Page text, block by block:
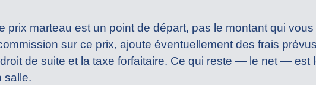
prix marteau est un point de départ, pas le montant qui
sur ce prix, ajoute éventuellement des frais
de suite et la taxe forfaitaire. Ce qui reste — le net — est
salle.